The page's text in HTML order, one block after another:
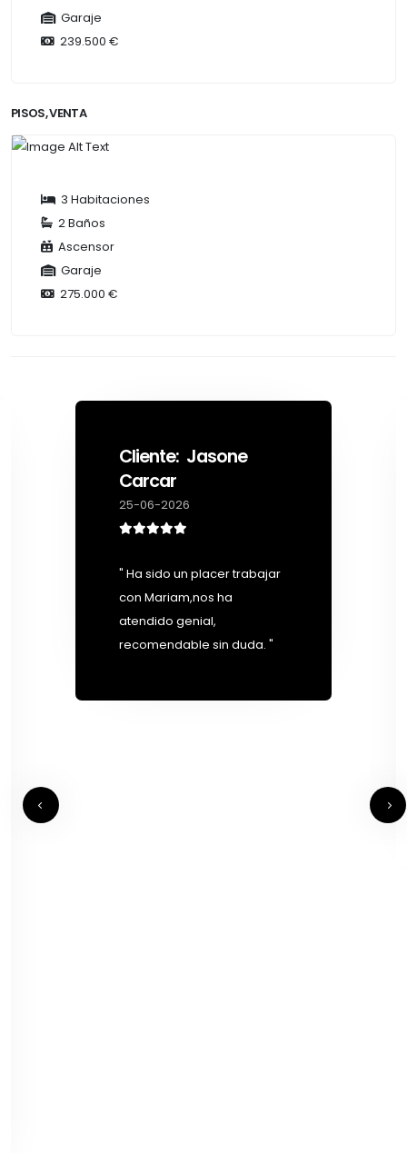
Garaje
239.500 €
PISOS, VENTA
3 Habitaciones
2 Baños
Ascensor
Garaje
275.000 €
Cliente: Jasone
Carcar
25-06-2026
" Ha sido un placer trabajar
con Mariam,nos ha
atendido genial,
recomendable sin duda. "